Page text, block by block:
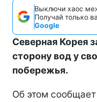
Выключи хаос
Получай только
Google
Северная Корея
сторону вод у
побережья.
Об этом сообщает